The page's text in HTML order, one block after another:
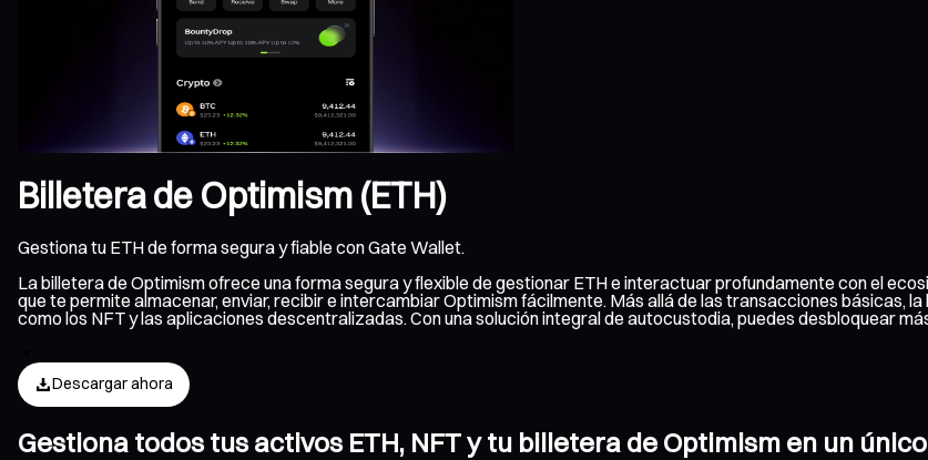
Billetera de Optimism (ETH)
Gestiona tu ETH de forma segura y fiable con Gate Wallet.
La billetera de Optimism ofrece una forma segura y flexible de gestionar ETH e interactuar profundamente con el
que te permite almacenar, enviar, recibir e intercambiar Optimism fácilmente. Más allá de las transacciones básicas,
como los NFT y las aplicaciones descentralizadas. Con una solución integral de autocustodia, puedes desbloquear
Descargar ahora
Gestiona todos tus activos ETH, NFT y tu billetera de Optimism en un